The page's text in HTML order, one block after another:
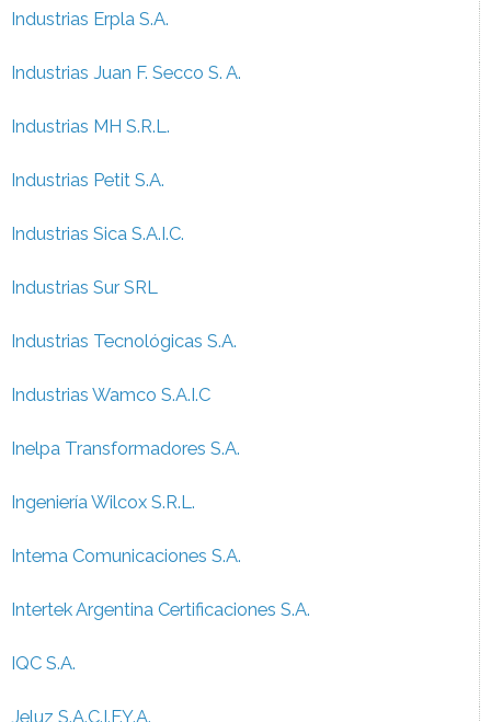
Industrias Erpla S.A.
Industrias Juan F. Secco S. A.
Industrias MH S.R.L.
Industrias Petit S.A.
Industrias Sica S.A.I.C.
Industrias Sur SRL
Industrias Tecnológicas S.A.
Industrias Wamco S.A.I.C
Inelpa Transformadores S.A.
Ingeniería Wilcox S.R.L.
Intema Comunicaciones S.A.
Intertek Argentina Certificaciones S.A.
IQC S.A.
Jeluz S.A.C.I.F.Y.A.